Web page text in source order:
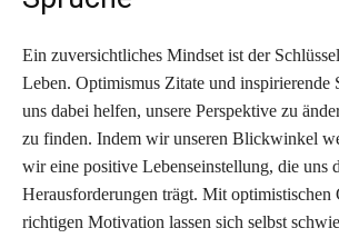
Ein zuversichtliches Mindset ist der
Leben. Optimismus Zitate und inspirierende
uns dabei helfen, unsere Perspektive zu
zu finden. Indem wir unseren Blickwinkel
wir eine positive Lebenseinstellung, die uns
Herausforderungen trägt. Mit optimistischen
richtigen Motivation lassen sich selbst